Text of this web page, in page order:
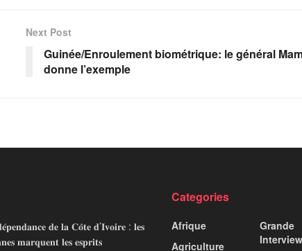
Next Post
Guinée/Enroulement biométrique: le général
donne l’exemple
𝐝𝐞 𝐥𝐚 𝐂𝐨̂𝐭𝐞 𝐝’𝐈𝐯𝐨𝐢𝐫𝐞 : 𝐥𝐞𝐬
𝐦𝐚𝐫𝐪𝐮𝐞𝐧𝐭 𝐥𝐞𝐬 𝐞𝐬𝐩𝐫𝐢𝐭𝐬
Categories
Afrique
Agriculture
Grande
Interview